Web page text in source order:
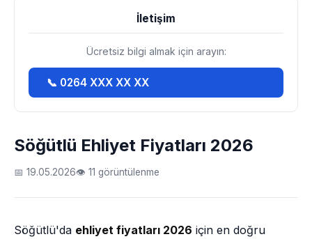
Söğütlü Ehliyet Fiyatları 2026
📅 19.05.2026👁 11 görüntülenme
Söğütlü'da ehliyet fiyatları 2026 için en doğru
İletişim
Ücretsiz bilgi almak için arayın:
📞 0264 XXX XX XX